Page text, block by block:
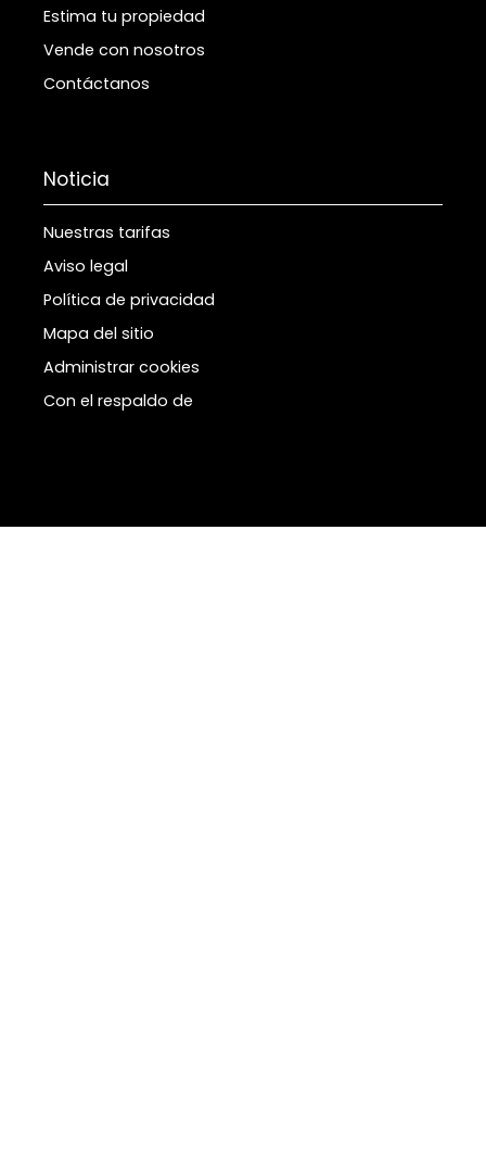
Estima tu propiedad
Vende con nosotros
Contáctanos
Noticia
Nuestras tarifas
Aviso legal
Política de privacidad
Mapa del sitio
Administrar cookies
Con el respaldo de